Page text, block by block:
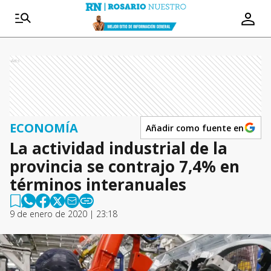
Ads
ECONOMÍA Añadir como fuente en
La actividad industrial de la
provincia se contrajo 7,4% en
términos interanuales
9 de enero de 2020 | 23:18